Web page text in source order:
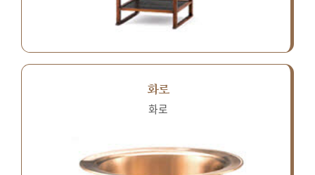
화로
화로